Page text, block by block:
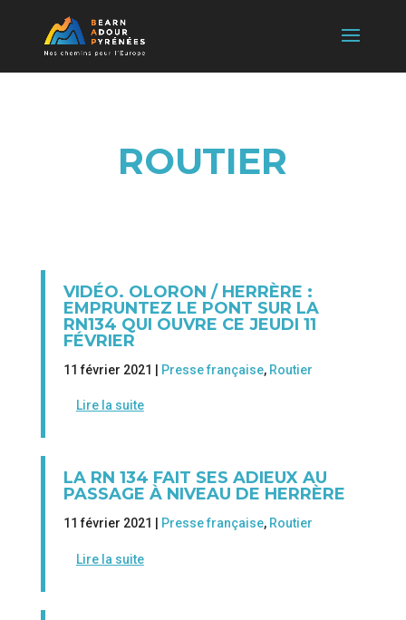
ROUTIER
VIDÉO. OLORON / HERRÈRE :
EMPRUNTEZ LE PONT SUR LA
RN134 QUI OUVRE CE JEUDI 11
FÉVRIER
11 février 2021 | Presse française, Routier
Lire la suite
LA RN 134 FAIT SES ADIEUX AU
PASSAGE À NIVEAU DE HERRÈRE
11 février 2021 | Presse française, Routier
Lire la suite